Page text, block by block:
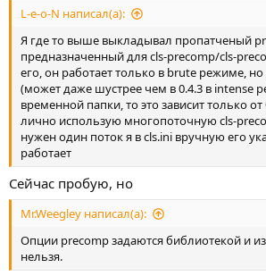
версией 0.4.3. Печалька
L-e-o-N написал(а):
Я где то выше выкладывал пропатченый
предназначенный для cls-precomp/cls-
его, он работает только в brute режиме,
(может даже шустрее чем в 0.4.3 в intense
временной папки, то это зависит только
лично использую многопоточную cls-
нужен один поток я в cls.ini вручную его
работает
Сейчас пробую, но
Mr.Weegley написал(а):
Опции precomp задаются библиотекой и
нельзя.